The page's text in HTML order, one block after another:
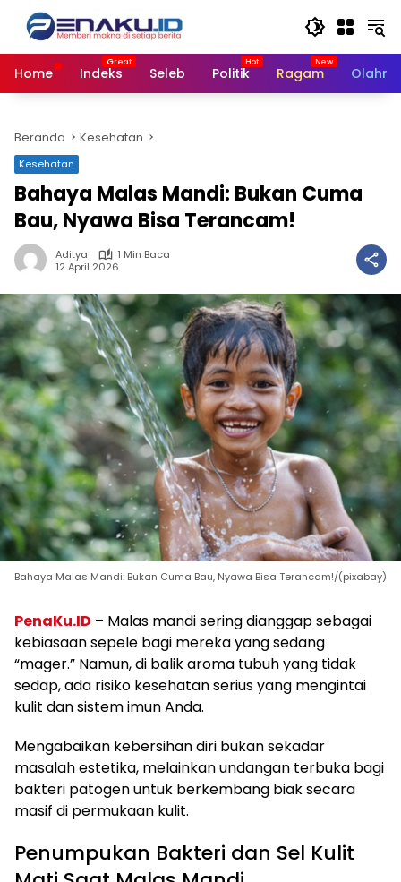
Langsung
konten
Home
Indeks Seleb Politik Ragam
Beranda Kesehatan
Kesehatan
Bahaya Malas Mandi: Bukan Cuma
Bau, Nyawa Bisa Terancam!
Aditya
1 Min Baca
12 April 2026
Bahaya Malas Mandi: Bukan Cuma Bau, Nyawa Bisa Terancam!/(pixabay)
PenaKu.ID – Malas mandi sering dianggap sebagai
kebiasaan sepele bagi mereka yang sedang
“mager.” Namun, di balik aroma tubuh yang tidak
sedap, ada risiko kesehatan serius yang mengintai
kulit dan sistem imun Anda.
Mengabaikan kebersihan diri bukan sekadar
masalah estetika, melainkan undangan terbuka bagi
bakteri patogen untuk berkembang biak secara
masif di permukaan kulit.
Penumpukan Bakteri dan Sel Kulit